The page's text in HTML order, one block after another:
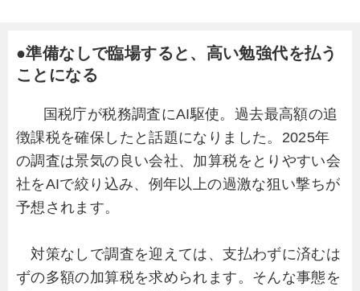
●準備なしで臨場すると、高い勉強代を払う
ことになる
国税庁が税務調査にAI駆使。過去最高額の追
徴課税を確保したと話題になりました。2025年
の調査は景気の良い会社、加算税をとりやすい会
社をAIで絞り込み、例年以上の過激な狙い撃ちが
予想されます。
対策なしで調査を迎えては、支払わずに済むは
ずの多額の加算税を求められます。そんな事態を